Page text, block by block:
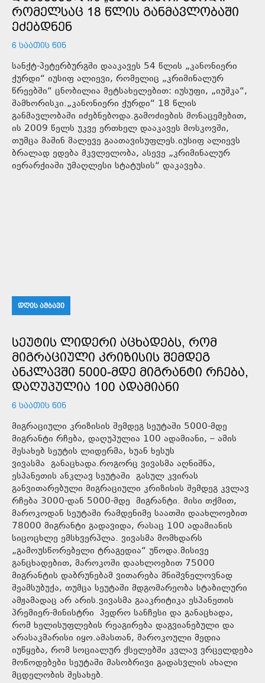
ᲠᲝᲛᲔᲚᲡᲐᲪ 18 ᲬᲚᲘᲡ ᲒᲐᲜᲛᲐᲕᲚᲝᲑᲐᲨᲘ
ᲔᲫᲔᲑᲓᲜᲔᲜ
6 ᲡᲐᲐᲗᲘᲡ ᲬᲘᲜ
სანქტ-პეტერბურგში დააკავეს 54 წლის „კანონიერი
ქურდი“ იუსიფ ალიევი, რომელიც „კრიმინალურ
წრეებში“ ცნობილია მეტსახელებით: იუსუფი, „იუშკა“,
შამხორისკი.„კანონიერი ქურდი“ 18 წლის
განმავლობაში იძებნებოდა.გამოძიების მონაცემებით,
ის 2009 წელს უკვე ერთხელ დააკავეს მოსკოვში,
თუმცა მაშინ მალევე გაათავისუფლეს.იუსიფ ალიევს
ბრალად ედება მკვლელობა, ასევე „კრიმინალურ
იერარქიაში უმაღლესი სტატუსის“ დაკავება.
ᲓᲦᲘᲡ ᲐᲛᲑᲐᲕᲘ
ᲡᲔᲣᲢᲘᲡ ᲚᲘᲓᲔᲠᲘ ᲐᲪᲮᲐᲓᲔᲑᲡ, ᲠᲝᲛ
ᲛᲘᲒᲠᲐᲪᲘᲣᲚᲘ ᲙᲠᲘᲖᲘᲡᲘᲡ ᲨᲔᲛᲓᲔᲒ
ᲐᲜᲙᲚᲐᲕᲨᲘ 5000-ᲛᲓᲔ ᲛᲘᲒᲠᲐᲜᲢᲘ ᲠᲩᲔᲑᲐ,
ᲓᲐᲦᲣᲞᲣᲚᲘᲐ 100 ᲐᲓᲐᲛᲘᲐᲜᲘ
6 ᲡᲐᲐᲗᲘᲡ ᲬᲘᲜ
მიგრაციული კრიზისის შემდეგ სეუტაში 5000-მდე
მიგრანტი რჩება, დაღუპულია 100 ადამიანი, – ამის
შესახებ სეუტის ლიდერმა, ხუან ხესუს
ვივასმა განაცხადა.როგორც ვივასმა აღნიშნა,
ესპანეთის ანკლავ სეუტაში გასულ კვირას
განვითარებული მიგრაციული კრიზისის შემდეგ კვლავ
რჩება 3000-დან 5000-მდე მიგრანტი. მისი თქმით,
მაროკოდან სეუტაში რამდენიმე საათში დაახლოებით
78000 მიგრანტი გადავიდა, რასაც 100 ადამიანის
სიცოცხლე ემსხვერპლა. ვივასმა მომხდარს
„გამოუსწორებელი ტრაგედია“ უწოდა.მისივე
განცხადებით, მაროკოში დაახლოებით 75000
მიგრანტის დაბრუნებამ ვითარება მნიშვნელოვნად
შეამსუბუქა, თუმცა სეუტაში მდგომარეობა სტაბილური
ამჟამადაც არ არის.ვივასმა გააკრიტიკა ესპანეთის
პრემიერ-მინისტრი პედრო სანჩესი და განაცხადა,
რომ ხელისუფლების რეაგირება დაგვიანებული და
არასაკმარისი იყო.ამასთან, მაროკოული მედია
იუწყება, რომ სოციალურ ქსელებში კვლავ ვრცელდება
მოწოდებები სეუტაში მასობრივი გადასვლის ახალი
მცდელობის შესახებ.